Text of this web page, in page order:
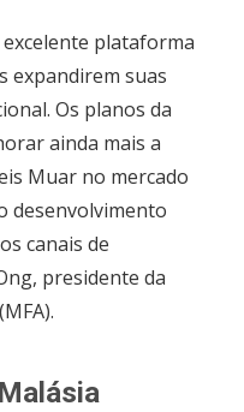
excelente plataforma
expandirem suas
Os planos da
ainda mais a
Muar no mercado
desenvolvimento
canais de
presidente da